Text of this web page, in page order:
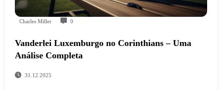
Charles Miller 0
Vanderlei Luxemburgo no Corinthians – Uma
Análise Completa
31.12.2025